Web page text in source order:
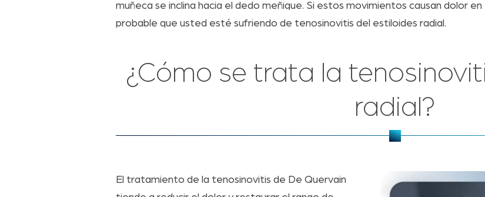
muñeca se inclina hacia el dedo meñique. Si estos movimientos causan dolor
probable que usted esté sufriendo de tenosinovitis del estiloides radial.
¿Cómo se trata la
radial?
El tratamiento de la tenosinovitis de De Quervain